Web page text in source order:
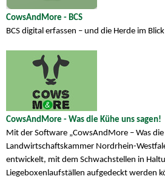
CowsAndMore - BCS
BCS digital erfassen – und die Herde im
CowsAndMore - Was die Kühe uns sagen!
Mit der Software „CowsAndMore – Was
Landwirtschaftskammer Nordrhein-
entwickelt, mit dem Schwachstellen in
Liegeboxenlaufställen aufgedeckt werden